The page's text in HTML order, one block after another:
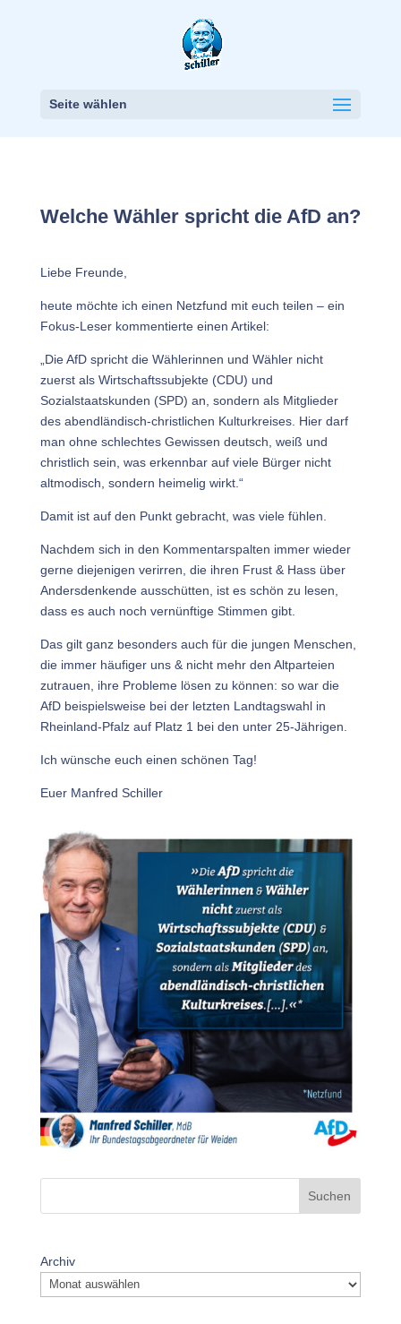
Seite wählen
Welche Wähler spricht die AfD an?
Liebe Freunde,
heute möchte ich einen Netzfund mit euch teilen – ein
Fokus-Leser kommentierte einen Artikel:
„Die AfD spricht die Wählerinnen und Wähler nicht
zuerst als Wirtschaftssubjekte (CDU) und
Sozialstaatskunden (SPD) an, sondern als Mitglieder
des abendländisch-christlichen Kulturkreises. Hier darf
man ohne schlechtes Gewissen deutsch, weiß und
christlich sein, was erkennbar auf viele Bürger nicht
altmodisch, sondern heimelig wirkt.“
Damit ist auf den Punkt gebracht, was viele fühlen.
Nachdem sich in den Kommentarspalten immer wieder
gerne diejenigen verirren, die ihren Frust & Hass über
Andersdenkende ausschütten, ist es schön zu lesen,
dass es auch noch vernünftige Stimmen gibt.
Das gilt ganz besonders auch für die jungen Menschen,
die immer häufiger uns & nicht mehr den Altparteien
zutrauen, ihre Probleme lösen zu können: so war die
AfD beispielsweise bei der letzten Landtagswahl in
Rheinland-Pfalz auf Platz 1 bei den unter 25-Jährigen.
Ich wünsche euch einen schönen Tag!
Euer Manfred Schiller
Suchen
Archiv